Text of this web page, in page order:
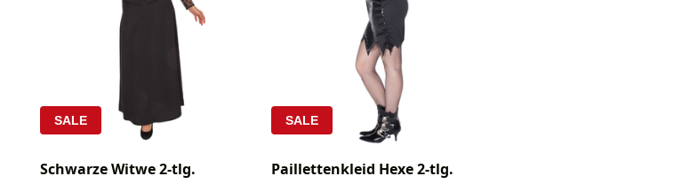
SALE
Schwarze Witwe 2-tlg.
SALE
Paillettenkleid Hexe 2-tlg.